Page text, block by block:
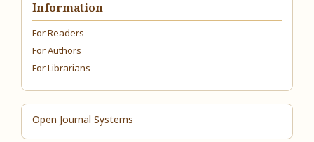
Information
For Readers
For Authors
For Librarians
Open Journal Systems